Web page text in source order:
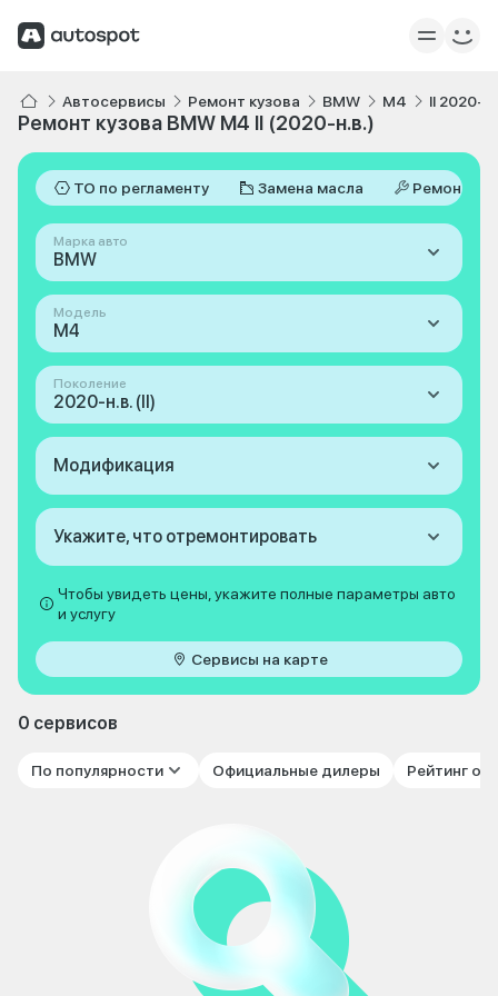
Автосервисы Ремонт кузова BMW M4 II 2020-
Ремонт кузова BMW M4 II (2020-н.в.)
ТО по регламенту Замена масла Ремонт
Марка авто
BMW
Модель
M4
Поколение
2020-н.в. (II)
Модификация
Укажите, что отремонтировать
Чтобы увидеть цены, укажите полные параметры авто
и услугу
Сервисы на карте
0 сервисов
По популярности Официальные дилеры Рейтинг